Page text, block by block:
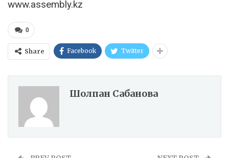
www.assembly.kz
0
Share Facebook Twitter
Шолпан Сабанова